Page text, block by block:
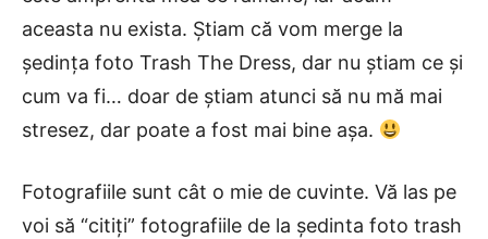
aceasta nu exista. Știam că vom merge la
ședința foto Trash The Dress, dar nu știam ce și
cum va fi… doar de știam atunci să nu mă mai
stresez, dar poate a fost mai bine așa.
Fotografiile sunt cât o mie de cuvinte. Vă las pe
voi să “citiți” fotografiile de la ședinta foto trash